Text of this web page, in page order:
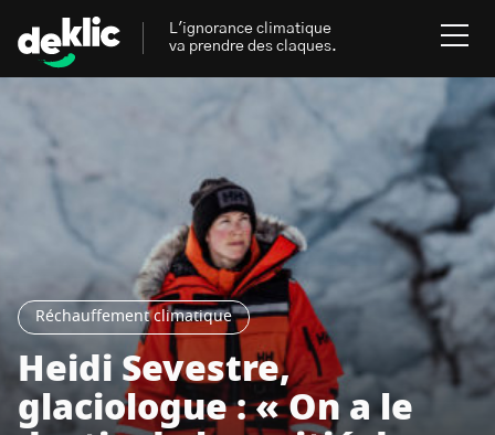
Réchauffement climatique
Heidi Sevestre,
glaciologue : « On a le
L'ignorance climatique
va prendre des claques.
Aides, bons plans & cie
Énergies renouvelables
Mobilités durables
Rechercher
Les mots clés les plus
recherchés sur Deklic
Transition Écologique deklic kids